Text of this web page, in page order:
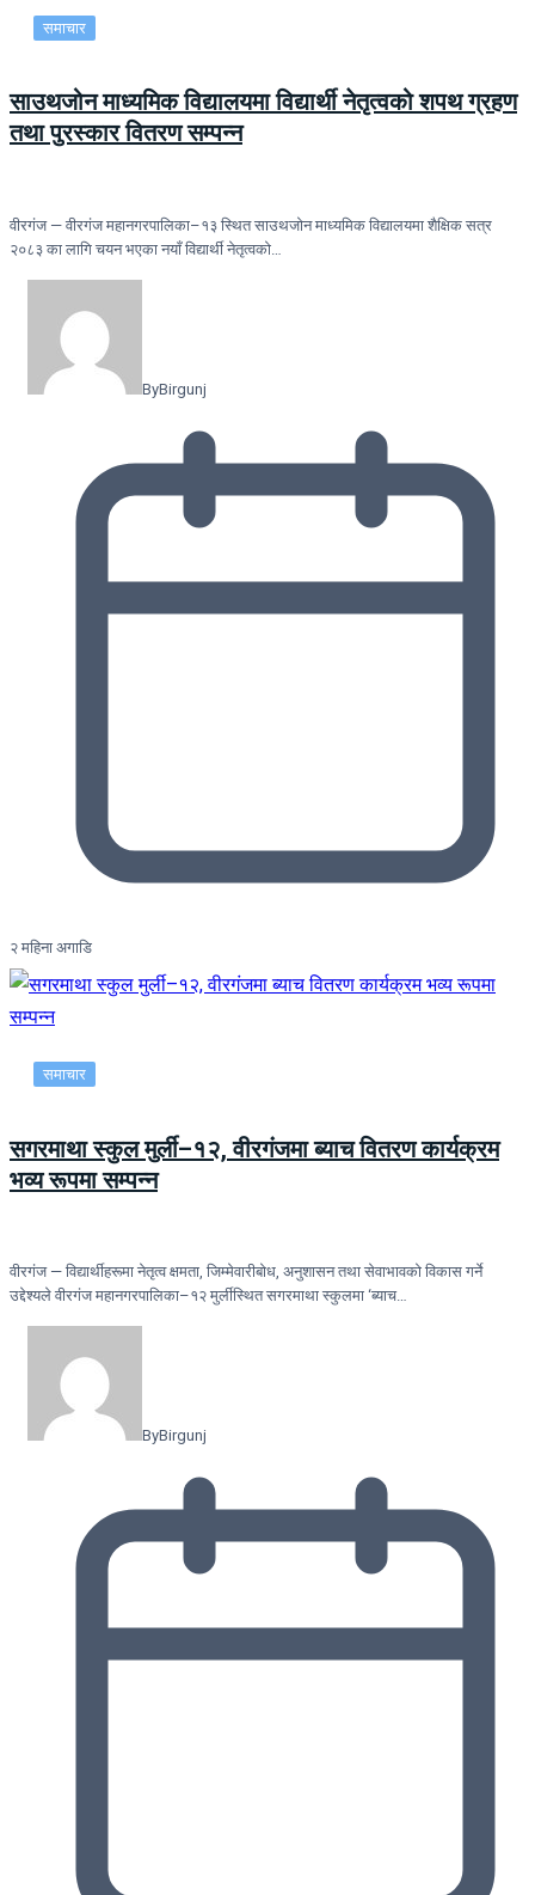
समाचार
साउथजोन माध्यमिक विद्यालयमा विद्यार्थी नेतृत्वको शपथ ग्रहण
तथा पुरस्कार वितरण सम्पन्न
वीरगंज — वीरगंज महानगरपालिका–१३ स्थित साउथजोन माध्यमिक विद्यालयमा शैक्षिक सत्र
२०८३ का लागि चयन भएका नयाँ विद्यार्थी नेतृत्वको…
ByBirgunj
२ महिना अगाडि
समाचार
सगरमाथा स्कुल मुर्ली–१२, वीरगंजमा ब्याच वितरण कार्यक्रम
भव्य रूपमा सम्पन्न
वीरगंज — विद्यार्थीहरूमा नेतृत्व क्षमता, जिम्मेवारीबोध, अनुशासन तथा सेवाभावको विकास गर्ने
उद्देश्यले वीरगंज महानगरपालिका–१२ मुर्लीस्थित सगरमाथा स्कुलमा ‘ब्याच…
ByBirgunj